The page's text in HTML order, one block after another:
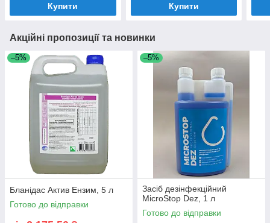
Купити Купити
Акційні пропозиції та новинки
–5%
Бланідас Актив Ензим, 5 л
Готово до відправки
–5%
Засіб дезінфекційний
MicroStop Dez, 1 л
Готово до відправки